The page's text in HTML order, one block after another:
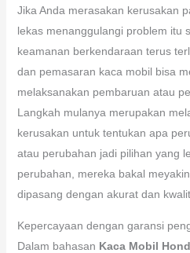
Jika Anda merasakan kerusakan
lekas menanggulangi problem itu
keamanan berkendaraan terus
dan pemasaran kaca mobil bisa
melaksanakan pembaruan atau
Langkah mulanya merupakan
kerusakan untuk tentukan apa
atau perubahan jadi pilihan yang
perubahan, mereka bakal
dipasang dengan akurat dan
Kepercayaan dengan garansi
Dalam bahasan Kaca Mobil